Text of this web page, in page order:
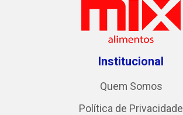
Institucional
Quem Somos
Política de Privacidade